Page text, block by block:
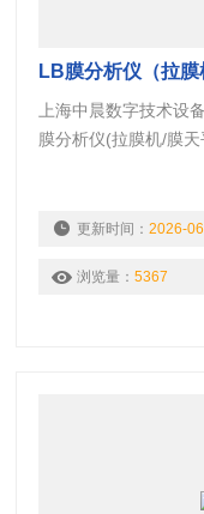
LB膜分析仪（拉膜
上海中晨数字技术设
膜分析仪(拉膜机/膜
的分子表面积（ A）
一种表面活性物质，
更新时间：2026-06-11
浏览量：5367